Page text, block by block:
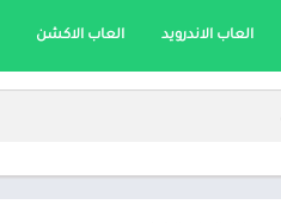
العاب الاندرويد العاب الاكشن